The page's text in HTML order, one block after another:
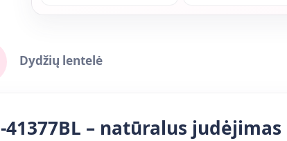
– natūralus
Dydžių lentelė